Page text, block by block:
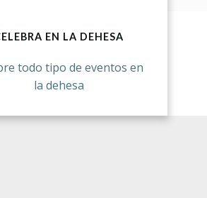
EN LA DEHESA
todo tipo de eventos en
la dehesa